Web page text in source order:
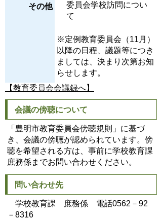
その他
委員会学校訪問につい
て
※定例教育委員会（11月）
以降の日程、議題等につき
ましては、決まり次第お知
らせします。
【教育委員会会議録へ】
会議の傍聴について
「豊明市教育委員会傍聴規則」に基づ
き、会議の傍聴が認められています。傍
聴を希望される方は、事前に学校教育課
庶務係までお問い合わせください。
問い合わせ先
学校教育課 庶務係 電話0562－92
－8316